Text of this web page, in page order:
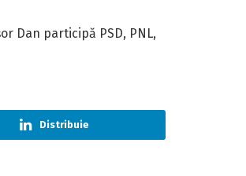
Dan participă PSD, PNL,
Distribuie